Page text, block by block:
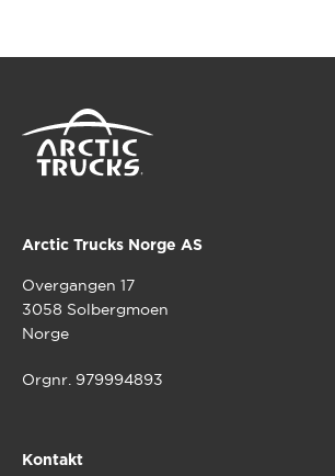
Arctic Trucks Norge AS
Overgangen 17
3058 Solbergmoen
Norge
Orgnr. 979994893
Kontakt